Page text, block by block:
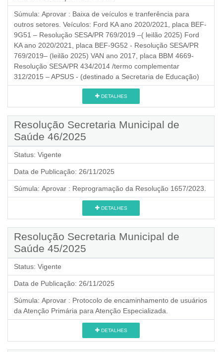
Súmula: Aprovar : Baixa de veículos e tranferência para
outros setores. Veículos: Ford KA ano 2020/2021, placa BEF-
9G51 – Resolução SESA/PR 769/2019 –( leilão 2025) Ford
KA ano 2020/2021, placa BEF-9G52 - Resolução SESA/PR
769/2019– (leilão 2025) VAN ano 2017, placa BBM 4669-
Resolução SESA/PR 434/2014 /termo complementar
312/2015 – APSUS - (destinado a Secretaria de Educação)
DETALHES
Resolução Secretaria Municipal de
Saúde 46/2025
Status: Vigente
Data de Publicação: 26/11/2025
Súmula: Aprovar : Reprogramação da Resolução 1657/2023.
DETALHES
Resolução Secretaria Municipal de
Saúde 45/2025
Status: Vigente
Data de Publicação: 26/11/2025
Súmula: Aprovar : Protocolo de encaminhamento de usuários
da Atenção Primária para Atenção Especializada.
DETALHES